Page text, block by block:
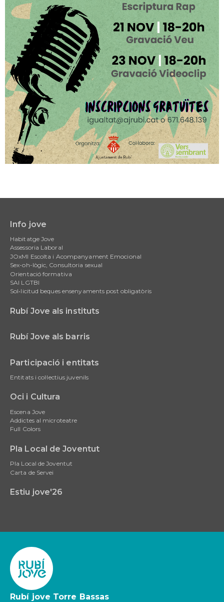
navigation
Info jove
Habitatge Jove
Assessoria Laboral
JOxMI Escolta i Acompanyament Emocional
Sex-oh-lògic, Consultoria sexual
Orientació formativa
SAI LGTBI
Sol•licitud beques ensenyaments post obligatòris
Rubí Jove als instituts
Rubí Jove als barris
Participació i entitats
Entitats i col·lectius juvenils
Oci i Cultura
Escena Jove
Addictes al microteatre
Full Colors
Pla Local de Joventut
Pla Local de Joventut
Carta de Servei
Estiu jove'26
Rubí jove Torre Bassas